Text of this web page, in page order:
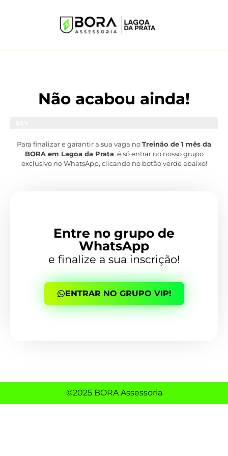
Não acabou ainda!
Para finalizar e garantir a sua vaga noTreinão de 1 mês da
BORA em Lagoa da Prataé só entrar no nosso grupo
exclusivo no WhatsApp, clicando no botão verde abaixo!
Entre no grupo de
WhatsApp
e finalize a sua inscrição!
ENTRAR NO GRUPO VIP!
©2025 BORA Assessoria